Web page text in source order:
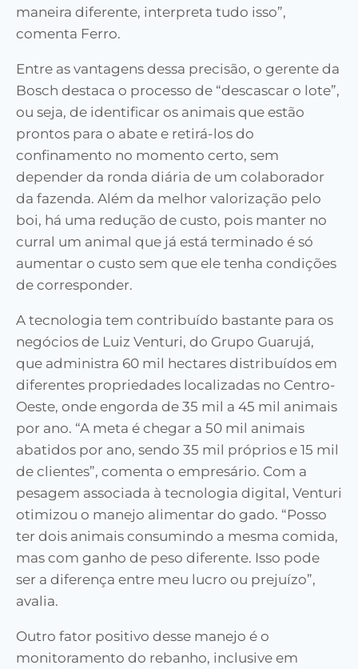
maneira diferente, interpreta tudo isso”,
comenta Ferro.
Entre as vantagens dessa precisão, o gerente da
Bosch destaca o processo de “descascar o lote”,
ou seja, de identificar os animais que estão
prontos para o abate e retirá-los do
confinamento no momento certo, sem
depender da ronda diária de um colaborador
da fazenda. Além da melhor valorização pelo
boi, há uma redução de custo, pois manter no
curral um animal que já está terminado é só
aumentar o custo sem que ele tenha condições
de corresponder.
A tecnologia tem contribuído bastante para os
negócios de Luiz Venturi, do Grupo Guarujá,
que administra 60 mil hectares distribuídos em
diferentes propriedades localizadas no Centro-
Oeste, onde engorda de 35 mil a 45 mil animais
por ano. “A meta é chegar a 50 mil animais
abatidos por ano, sendo 35 mil próprios e 15 mil
de clientes”, comenta o empresário. Com a
pesagem associada à tecnologia digital, Venturi
otimizou o manejo alimentar do gado. “Posso
ter dois animais consumindo a mesma comida,
mas com ganho de peso diferente. Isso pode
ser a diferença entre meu lucro ou prejuízo”,
avalia.
Outro fator positivo desse manejo é o
monitoramento do rebanho, inclusive em